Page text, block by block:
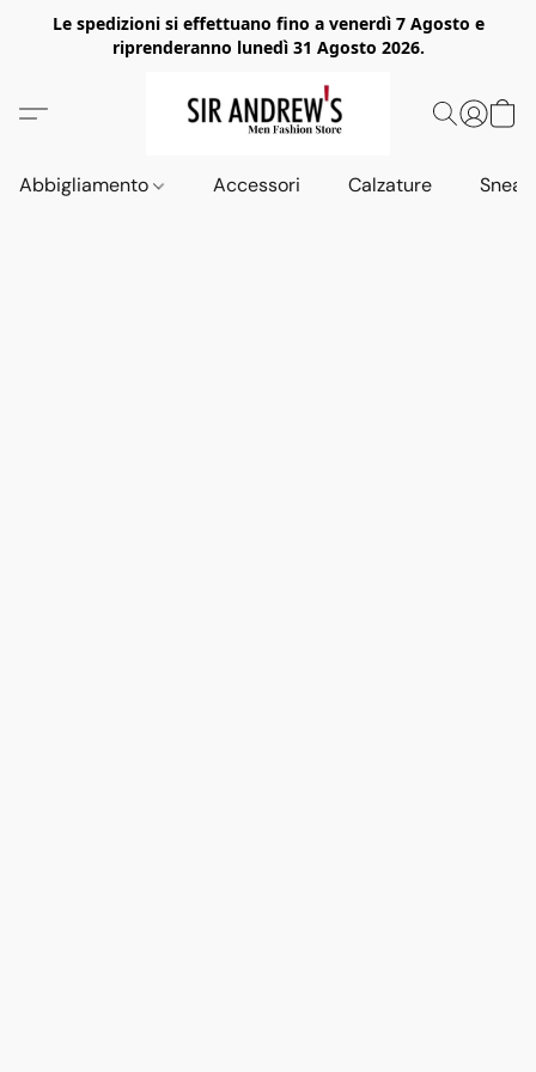
Le spedizioni si effettuano fino a venerdì 7 Agosto e
riprenderanno lunedì 31 Agosto 2026.
Abbigliamento Accessori Calzature